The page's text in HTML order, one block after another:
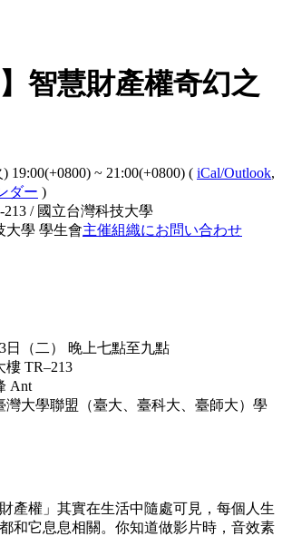
】智慧財產權奇幻之
19:00(+0800) ~ 21:00(+0800) ( iCal/Outlook,
ダー )
/ 國立台灣科技大學
大學 學生會主催組織にお問い合わせ
日（二） 晚上七點至九點
樓 TR–213
Ant
灣大學聯盟（臺大、臺科大、臺師大）學
產權」其實在生活中隨處可見，每個人生
和它息息相關。你知道做影片時，音效素